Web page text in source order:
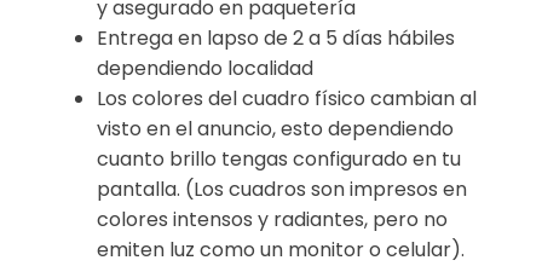
y asegurado en paquetería
Entrega en lapso de 2 a 5 días hábiles
dependiendo localidad
Los colores del cuadro físico cambian al
visto en el anuncio, esto dependiendo
cuanto brillo tengas configurado en tu
pantalla. (Los cuadros son impresos en
colores intensos y radiantes, pero no
emiten luz como un monitor o celular).